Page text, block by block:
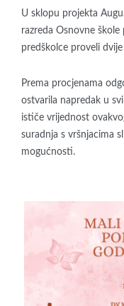
U sklopu projekta
razreda Osnovne
predškolce proveli
Prema procjenama
ostvarila napredak u
ističe vrijednost
suradnja s vršnjacima
mogućnosti.